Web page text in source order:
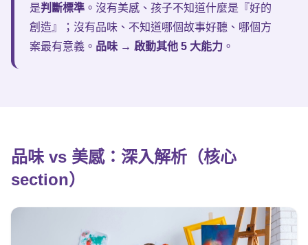
是判斷標準 。沒有美感、孩子不知道什麼是『好的
創造』；沒有品味、不知道哪個故事好聽、哪個方
案最有意義。 品味 → 啟動其他 5 大能力 。
品味 vs 美感： 深入解析 （核心
section）